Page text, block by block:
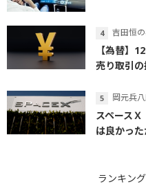
吉田恒
【為替】
売り取引
岡元兵
スペース
は良かっ
ランキン